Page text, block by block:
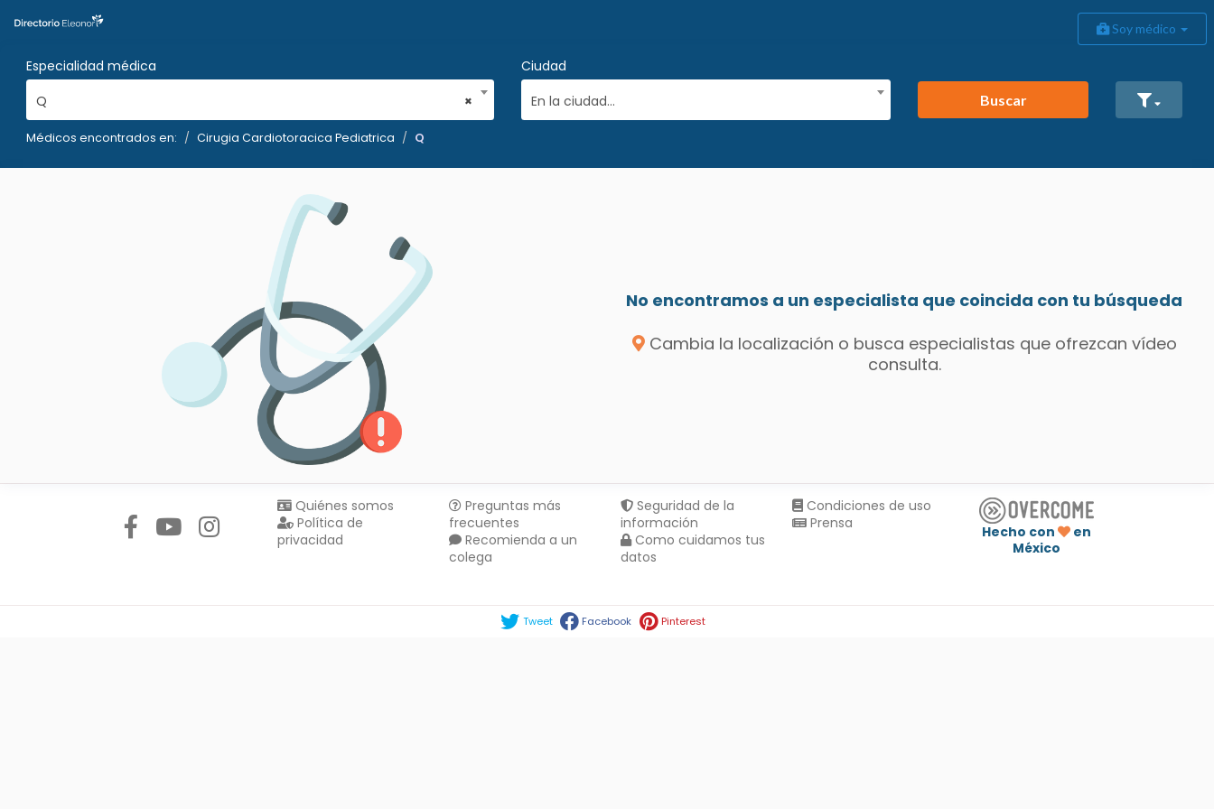
Soy médico
Especialidad médica
×
Q
Ciudad
En la ciudad...
Buscar
Médicos encontrados en: Cirugia Cardiotoracica Pediatrica Q
No encontramos a un especialista que coincida con tu búsqueda
Cambia la localización o busca especialistas que ofrezcan vídeo
consulta.
Quiénes somos
Política de
privacidad
Preguntas más
frecuentes
Recomienda a un
colega
Seguridad de la
información
Como cuidamos tus
datos
Condiciones de uso
Prensa
Hecho con
en
México
Tweet Facebook Pinterest